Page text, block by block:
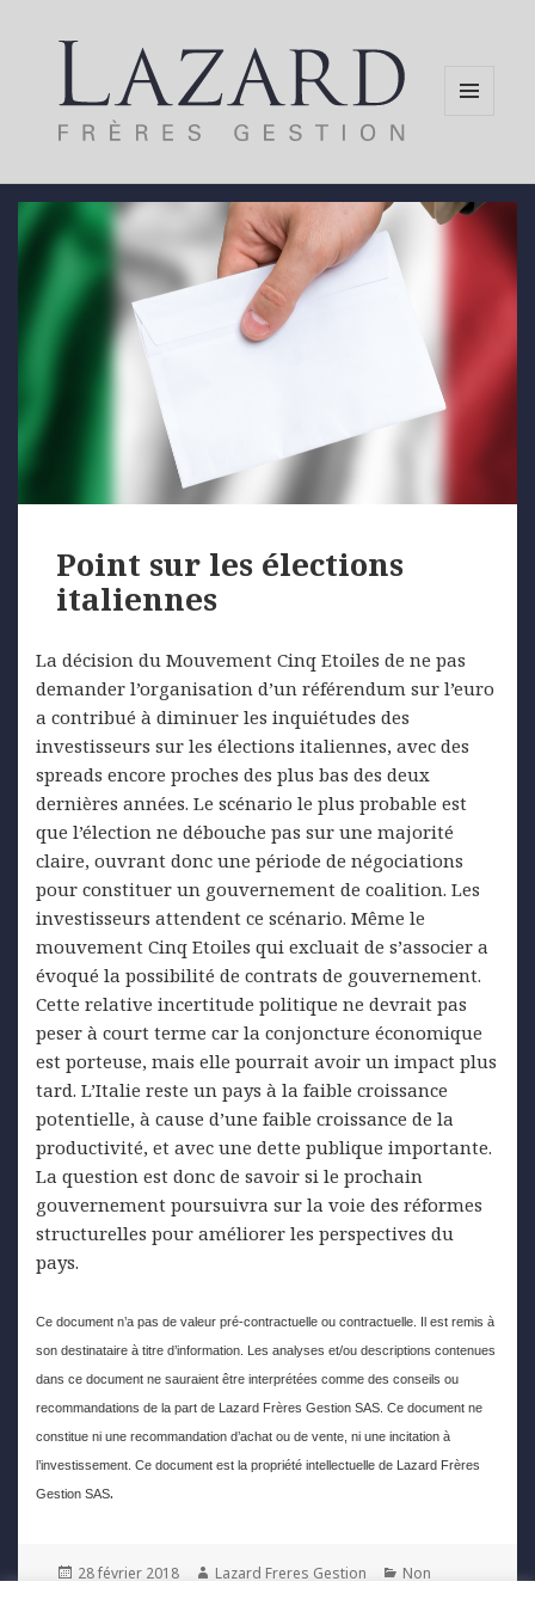
Point sur les élections
italiennes
La décision du Mouvement Cinq Etoiles de ne pas
demander l’organisation d’un référendum sur l’euro
a contribué à diminuer les inquiétudes des
investisseurs sur les élections italiennes, avec des
spreads encore proches des plus bas des deux
dernières années. Le scénario le plus probable est
que l’élection ne débouche pas sur une majorité
claire, ouvrant donc une période de négociations
pour constituer un gouvernement de coalition. Les
investisseurs attendent ce scénario. Même le
mouvement Cinq Etoiles qui excluait de s’associer a
évoqué la possibilité de contrats de gouvernement.
Cette relative incertitude politique ne devrait pas
peser à court terme car la conjoncture économique
est porteuse, mais elle pourrait avoir un impact plus
tard. L’Italie reste un pays à la faible croissance
potentielle, à cause d’une faible croissance de la
productivité, et avec une dette publique importante.
La question est donc de savoir si le prochain
gouvernement poursuivra sur la voie des réformes
structurelles pour améliorer les perspectives du
pays.
Ce document n’a pas de valeur pré-contractuelle ou contractuelle. Il est remis à
son destinataire à titre d’information. Les analyses et/ou descriptions contenues
dans ce document ne sauraient être interprétées comme des conseils ou
recommandations de la part de Lazard Frères Gestion SAS. Ce document ne
constitue ni une recommandation d’achat ou de vente, ni une incitation à
l’investissement. Ce document est la propriété intellectuelle de Lazard Frères
Gestion SAS.
Posted
28 février 2018 Author
Lazard Freres Gestion Categories
Non